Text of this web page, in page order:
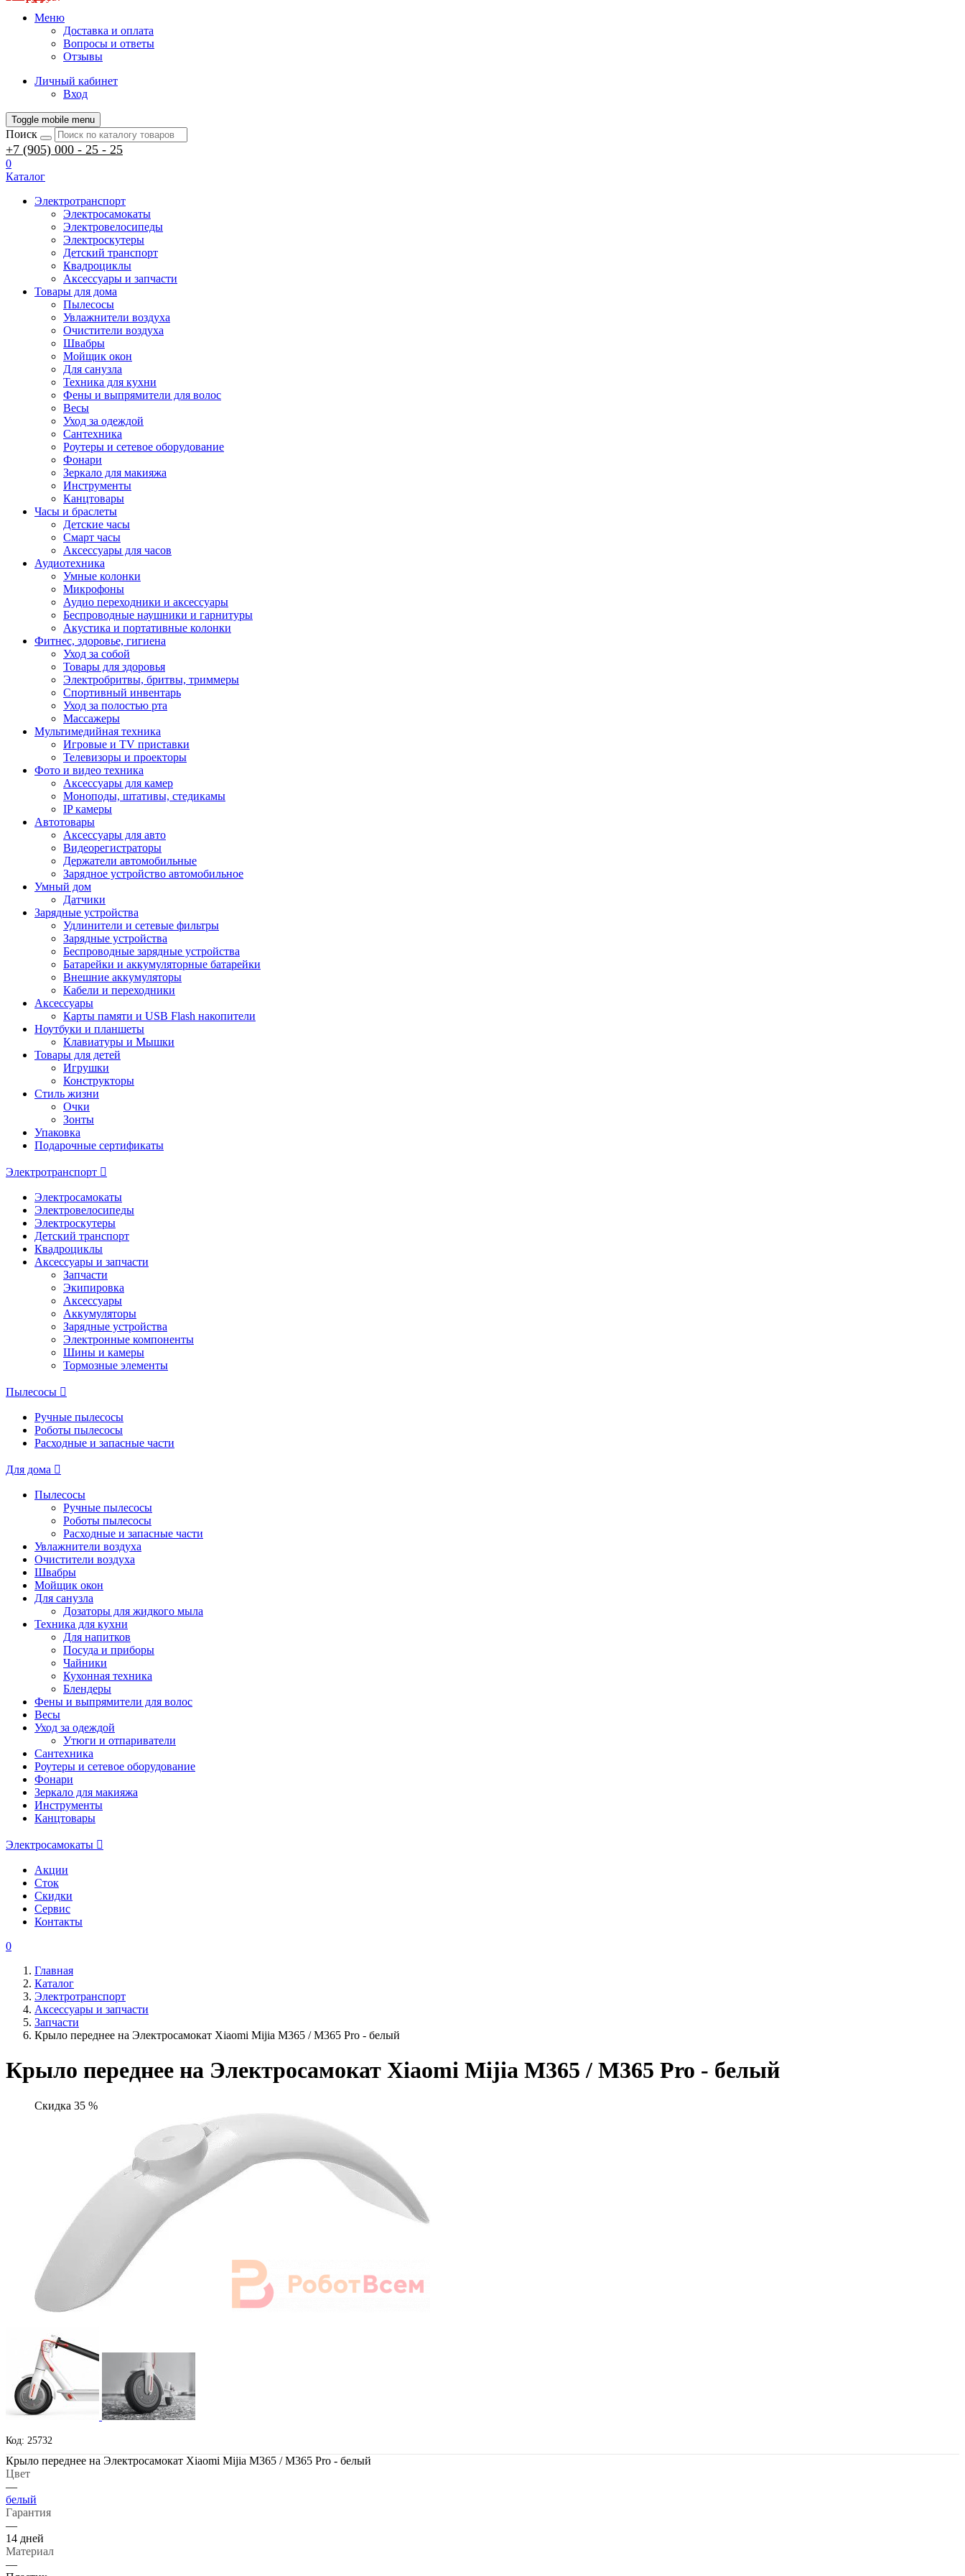
Меню
Доставка и оплата
Вопросы и ответы
Отзывы
Личный кабинет
Вход
Toggle mobile menu
Поиск
+7 (905) 000 - 25 - 25
0
Каталог
Электротранспорт
Электросамокаты
Электровелосипеды
Электроскутеры
Детский транспорт
Квадроциклы
Аксессуары и запчасти
Товары для дома
Пылесосы
Увлажнители воздуха
Очистители воздуха
Швабры
Мойщик окон
Для санузла
Техника для кухни
Фены и выпрямители для волос
Весы
Уход за одеждой
Сантехника
Роутеры и сетевое оборудование
Фонари
Зеркало для макияжа
Инструменты
Канцтовары
Часы и браслеты
Детские часы
Смарт часы
Аксессуары для часов
Аудиотехника
Умные колонки
Микрофоны
Аудио переходники и аксессуары
Беспроводные наушники и гарнитуры
Акустика и портативные колонки
Фитнес, здоровье, гигиена
Уход за собой
Товары для здоровья
Электробритвы, бритвы, триммеры
Спортивный инвентарь
Уход за полостью рта
Массажеры
Мультимедийная техника
Игровые и TV приставки
Телевизоры и проекторы
Фото и видео техника
Аксессуары для камер
Моноподы, штативы, стедикамы
IP камеры
Автотовары
Аксессуары для авто
Видеорегистраторы
Держатели автомобильные
Зарядное устройство автомобильное
Умный дом
Датчики
Зарядные устройства
Удлинители и сетевые фильтры
Зарядные устройства
Беспроводные зарядные устройства
Батарейки и аккумуляторные батарейки
Внешние аккумуляторы
Кабели и переходники
Аксессуары
Карты памяти и USB Flash накопители
Ноутбуки и планшеты
Клавиатуры и Мышки
Товары для детей
Игрушки
Конструкторы
Стиль жизни
Очки
Зонты
Упаковка
Подарочные сертификаты
Электротранспорт
Электросамокаты
Электровелосипеды
Электроскутеры
Детский транспорт
Квадроциклы
Аксессуары и запчасти
Запчасти
Экипировка
Аксессуары
Аккумуляторы
Зарядные устройства
Электронные компоненты
Шины и камеры
Тормозные элементы
Пылесосы
Ручные пылесосы
Роботы пылесосы
Расходные и запасные части
Для дома
Пылесосы
Ручные пылесосы
Роботы пылесосы
Расходные и запасные части
Увлажнители воздуха
Очистители воздуха
Швабры
Мойщик окон
Для санузла
Дозаторы для жидкого мыла
Техника для кухни
Для напитков
Посуда и приборы
Чайники
Кухонная техника
Блендеры
Фены и выпрямители для волос
Весы
Уход за одеждой
Утюги и отпариватели
Сантехника
Роутеры и сетевое оборудование
Фонари
Зеркало для макияжа
Инструменты
Канцтовары
Электросамокаты
Акции
Сток
Скидки
Сервис
Контакты
0
Главная
Каталог
Электротранспорт
Аксессуары и запчасти
Запчасти
Крыло переднее на Электросамокат Xiaomi Mijia M365 / M365 Pro - белый
Крыло переднее на Электросамокат Xiaomi Mijia M365 / M365 Pro - белый
Скидка 35 %
Код: 25732
Крыло переднее на Электросамокат Xiaomi Mijia M365 / M365 Pro - белый
Цвет
—
белый
Гарантия
—
14 дней
Материал
—